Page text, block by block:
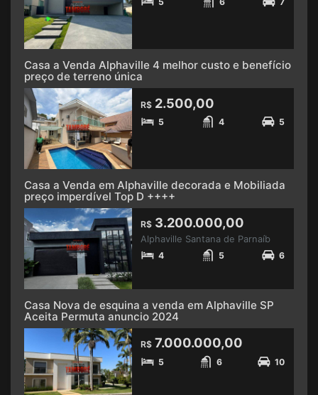
Casa a Venda Alphaville 4 melhor custo e benefício
preço de terreno única
R$ 2.500,00
5 4 5
Casa a Venda em Alphaville decorada e Mobiliada
preço imperdível Top D ++++
R$ 3.200.000,00
Alphaville Santana de Parnaíb
4 5 6
Casa Nova de esquina a venda em Alphaville SP
Aceita Permuta anuncio 2024
R$ 7.000.000,00
5 6 10